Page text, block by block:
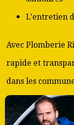
L’entretien
Avec Plomberie
rapide et
dans les